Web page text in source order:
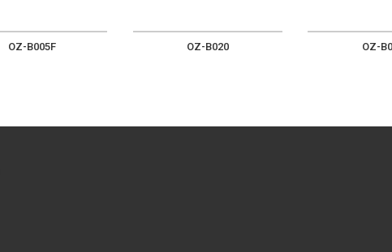
OZ-B005F OZ-B020 OZ-